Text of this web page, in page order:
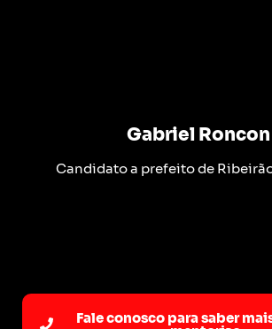
Gabriel Roncon
Candidato a prefeito de
Fale conosco para saber